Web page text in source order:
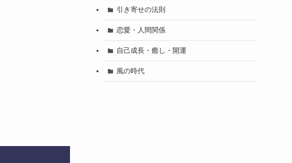
引き寄せの法則
恋愛・人間関係
自己成長・癒し・開運
風の時代